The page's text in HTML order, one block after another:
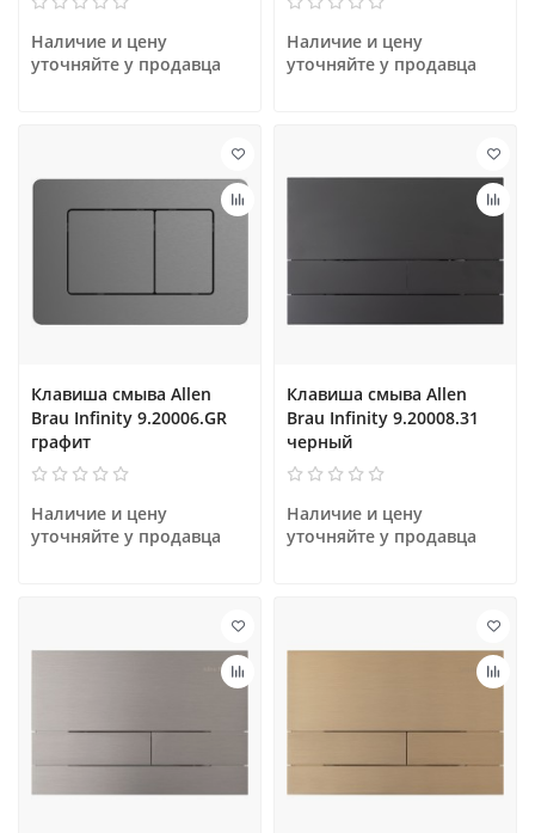
Наличие и цену
уточняйте у продавца
Наличие и цену
уточняйте у продавца
Клавиша смыва Allen
Brau Infinity 9.20006.GR
графит
Наличие и цену
уточняйте у продавца
Клавиша смыва Allen
Brau Infinity 9.20008.31
черный
Наличие и цену
уточняйте у продавца